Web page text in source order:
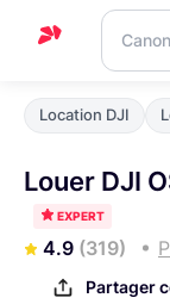
Accueil
Blog
Nous
Location DJI
Louer DJI
EXPERT
4.9 (319)
Partager